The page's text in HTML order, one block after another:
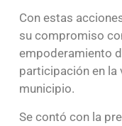
Con estas
su compromiso
empoderamiento
participación en la
municipio.
Se contó con la